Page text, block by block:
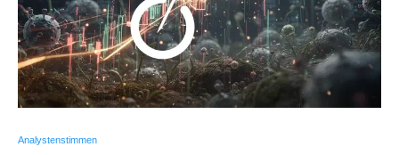
Analystenstimmen